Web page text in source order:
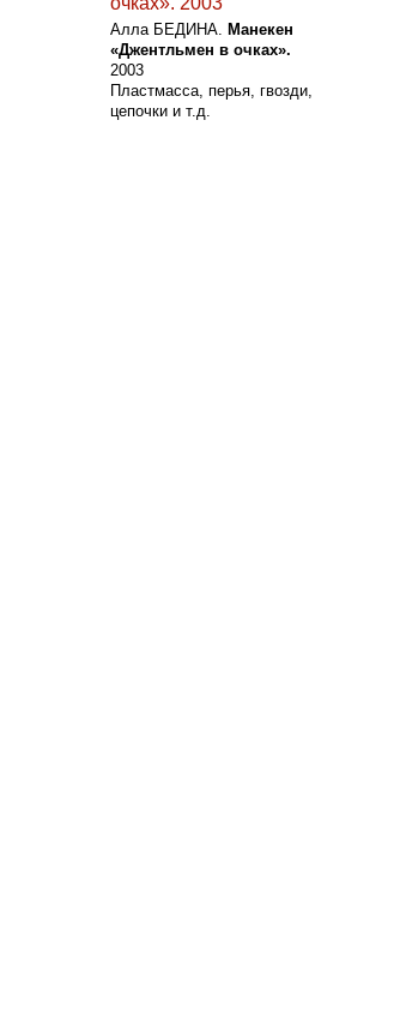
Алла БЕДИНА. Манекен
«Джентльмен в очках».
2003
Пластмасса, перья, гвозди,
цепочки и т.д.